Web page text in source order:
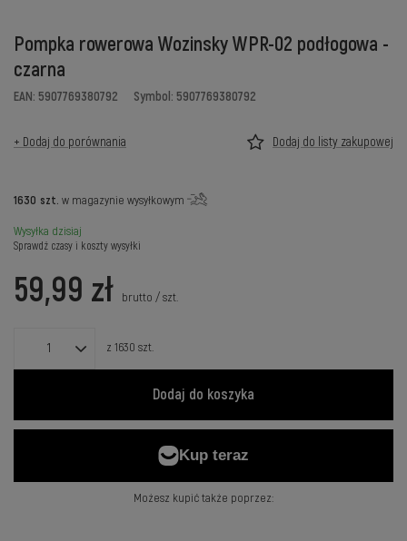
Pompka rowerowa Wozinsky WPR-02 podłogowa -
czarna
EAN: 5907769380792 Symbol: 5907769380792
+ Dodaj do porównania Dodaj do listy zakupowej
1630 szt. w magazynie wysyłkowym
Wysyłka dzisiaj
Sprawdź czasy i koszty wysyłki
59,99 zł brutto /szt.
z 1630 szt.
Dodaj do koszyka
Możesz kupić także poprzez: